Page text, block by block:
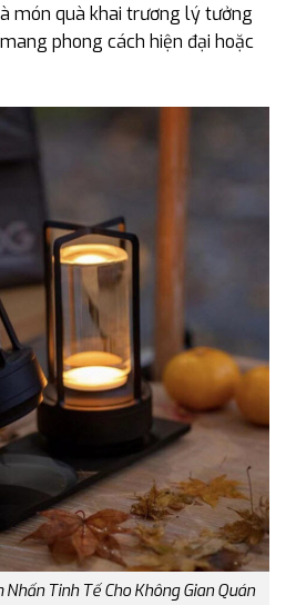
món quà khai trương lý tưởng
phong cách hiện đại hoặc
Tinh Tế Cho Không Gian Quán